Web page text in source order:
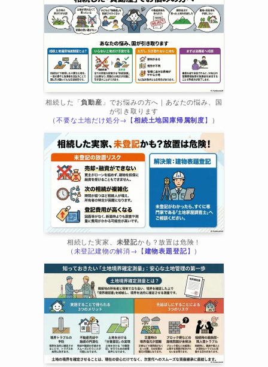
相続した「負動産 」でお悩みの方へ｜あなたの悩み、国
が引き取ります
（不要な土地だけ処分→【相続土地国庫帰属制度】）
相続した実家、 未登記かも？放置は危険！
（未登記建物の解消→【建物表題登記】）